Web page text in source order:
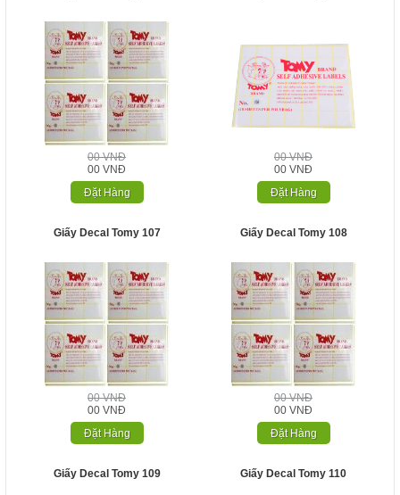
00 VNĐ
00 VNĐ
Đặt Hàng
00 VNĐ
00 VNĐ
Đặt Hàng
Giấy Decal Tomy 107
00 VNĐ
00 VNĐ
Đặt Hàng
Giấy Decal Tomy 108
00 VNĐ
00 VNĐ
Đặt Hàng
Giấy Decal Tomy 109 Giấy Decal Tomy 110